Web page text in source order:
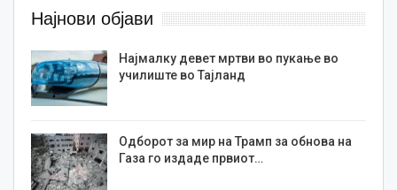
Најнови објави
Најмалку девет мртви во пукање во
училиште во Тајланд
Одборот за мир на Трамп за обнова на
Газа го издаде првиот…